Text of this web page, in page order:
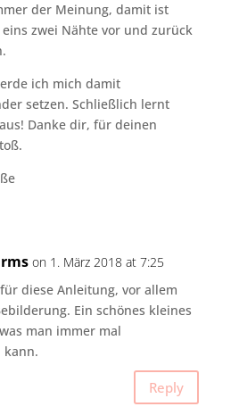
der Meinung, damit ist
zwei Nähte vor und zurück
ich mich damit
setzen. Schließlich lernt
Danke dir, für deinen
on 1. März 2018 at 7:25
diese Anleitung, vor allem
Ein schönes kleines
man immer mal
kann.
Reply